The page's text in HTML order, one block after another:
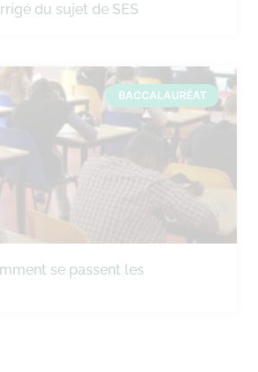
du sujet de SES
BACCALAURÉAT
se passent les